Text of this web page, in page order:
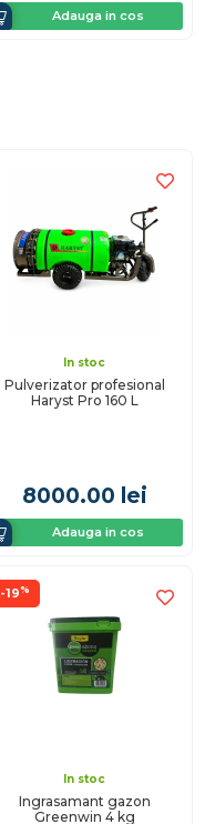
Adauga in cos
In stoc
Pulverizator profesional
Haryst Pro 160 L
8000.00 lei
Adauga in cos
-19%
In stoc
Ingrasamant gazon
Greenwin 4 kg